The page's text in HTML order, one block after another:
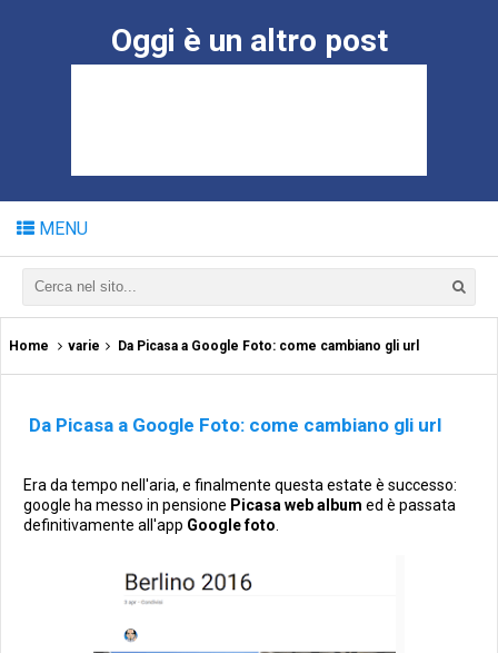
Oggi è un altro post
MENU
Home varie Da Picasa a Google Foto: come cambiano gli url
Da Picasa a Google Foto: come cambiano gli url
Era da tempo nell'aria, e finalmente questa estate è successo:
google ha messo in pensione Picasa web album ed è passata
definitivamente all'app Google foto